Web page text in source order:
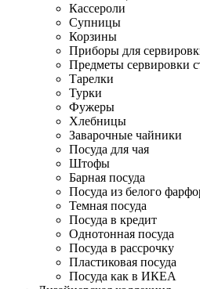
Кассероли
Супницы
Корзины
Приборы для
Предметы сервировки
Тарелки
Турки
Фужеры
Хлебницы
Заварочные чайники
Посуда для чая
Штофы
Барная посуда
Посуда из белого
Темная посуда
Посуда в кредит
Однотонная посуда
Посуда в рассрочку
Пластиковая посуда
Посуда как в ИКЕА